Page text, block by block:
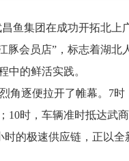
集团在成功开拓北上
会员店”，标志着湖北
中的鲜活实践。
逐便拉开了帷幕。7时
时，车辆准时抵达武
的极速供应链，正以